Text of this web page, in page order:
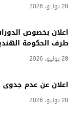
28 يوليو، 2026
اعلان بخصوص
طرف الحكومة
28 يوليو، 2026
اعلان عن عدم جدوى
28 يوليو، 2026